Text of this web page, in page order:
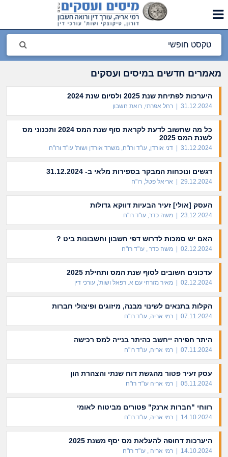
מאמרים חדשים במיסים ועסקים
היערכות לפתיחת שנת 2025 ולסיום שנת 2024
31.12.2024 | רחל אפרתי, רואת חשבון
כל מה שחשוב לדעת לקראת סוף שנת המס 2024 ותכנוני מס
לשנת המס 2025
31.12.2024 | דני אורדן, עו"ד ורו"ח, משרד אורדן ושות' עו"ד ורו"ח
דגשים ונוכחות המבקר בספירות מלאי ב- 31.12.2024
29.12.2024 | אריאל פטל, רו"ח
העסק [אולי] זעיר הבעיות דווקא גדולות
23.12.2024 | משה כדר, עו"ד רו"ח
האם יש סמכות לדרוש דפי חשבון וחשבונות ביט ?
02.12.2024 | משה כדר , עו"ד רו"ח
עדכונים חשובים לסוף שנת המס ותחילת 2025
02.12.2024 | מאיר מזרחי עם א. רפאל ושות', עורכי דין
הקלות בתנאים לשינוי מבנה, מיזוגים ופיצולי חברות
07.11.2024 | רמי אריה, עו"ד רו"ח
היתר חפירה ייחשב כהיתר בנייה למס רכישה
07.11.2024 | רמי אריה, עו"ד רו"ח
עסק זעיר פטור מהגשת דוח שנתי והצהרת הון
05.11.2024 | רמי אריה עו"ד רו"ח
רווחי "חברות ארנק" פטורים מביטוח לאומי
14.10.2024 | רמי אריה, עו"ד רו"ח
היערכות דחופה להעלאת מס יסף משנת 2025
14.10.2024 | רמי אריה , עו"ד רו"ח